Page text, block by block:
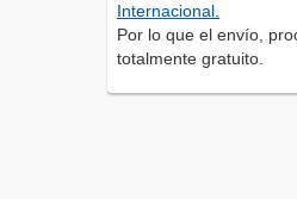
Internacional.
Por lo que el envío,
totalmente gratuito.